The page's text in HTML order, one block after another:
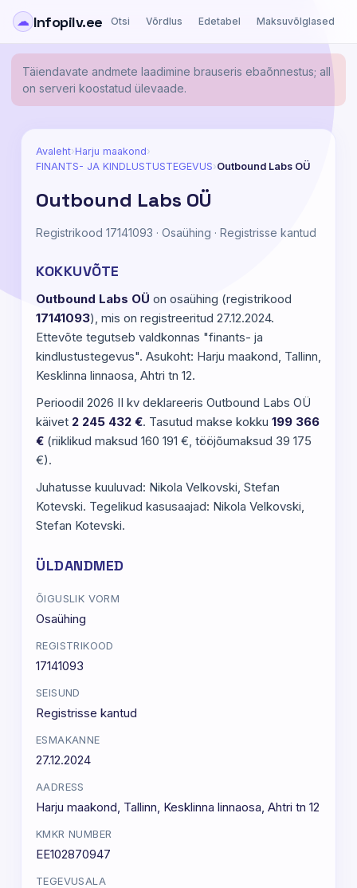
☁ Infopilv.ee Otsi Võrdlus Edetabel Maksuvõlglased
Täiendavate andmete laadimine brauseris ebaõnnestus; all
on serveri koostatud ülevaade.
Avaleht›Harju maakond›
FINANTS- JA KINDLUSTUSTEGEVUS›Outbound Labs OÜ
Outbound Labs OÜ
Registrikood 17141093 · Osaühing · Registrisse kantud
KOKKUVÕTE
Outbound Labs OÜ on osaühing (registrikood
17141093), mis on registreeritud 27.12.2024.
Ettevõte tegutseb valdkonnas "finants- ja
kindlustustegevus". Asukoht: Harju maakond, Tallinn,
Kesklinna linnaosa, Ahtri tn 12.
Perioodil 2026 II kv deklareeris Outbound Labs OÜ
käivet 2 245 432 €. Tasutud makse kokku 199 366
€ (riiklikud maksud 160 191 €, tööjõumaksud 39 175
€).
Juhatusse kuuluvad: Nikola Velkovski, Stefan
Kotevski. Tegelikud kasusaajad: Nikola Velkovski,
Stefan Kotevski.
ÜLDANDMED
ÕIGUSLIK VORM
Osaühing
REGISTRIKOOD
17141093
SEISUND
Registrisse kantud
ESMAKANNE
27.12.2024
AADRESS
Harju maakond, Tallinn, Kesklinna linnaosa, Ahtri tn 12
KMKR NUMBER
EE102870947
TEGEVUSALA